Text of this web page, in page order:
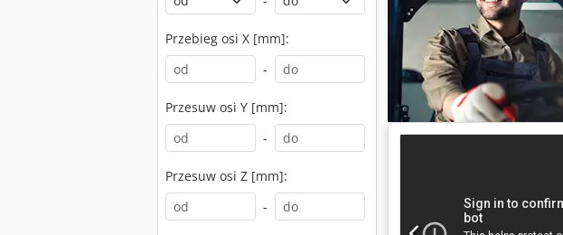
Przebieg osi X [mm]:
-
Przesuw osi Y [mm]:
-
Przesuw osi Z [mm]:
-